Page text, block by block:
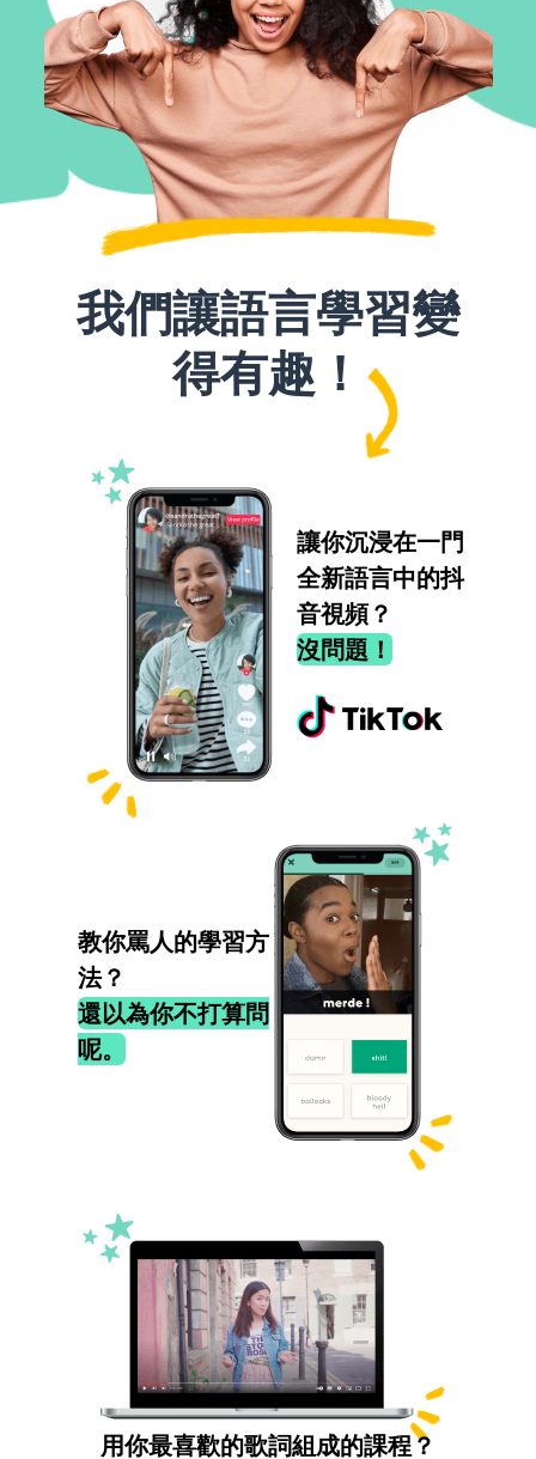
我們讓語言學習變
得有趣！
讓你沉浸在一門
全新語言中的抖
音視頻？
沒問題！
教你罵人的學習方
法？
還以為你不打算問
呢。
用你最喜歡的歌詞組成的課程？